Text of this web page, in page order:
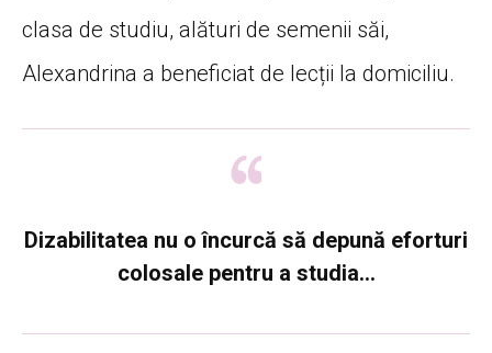
clasa de studiu, alături de semenii săi,
Alexandrina a beneficiat de lecții la domiciliu.
Dizabilitatea nu o încurcă să depună eforturi
colosale pentru a studia…